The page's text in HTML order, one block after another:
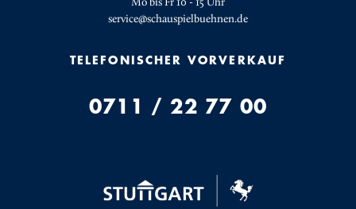
Mo bis Fr 10 - 15 Uhr
service@schauspielbuehnen.de
TELEFONISCHER VORVERKAUF
0711 / 22 77 00